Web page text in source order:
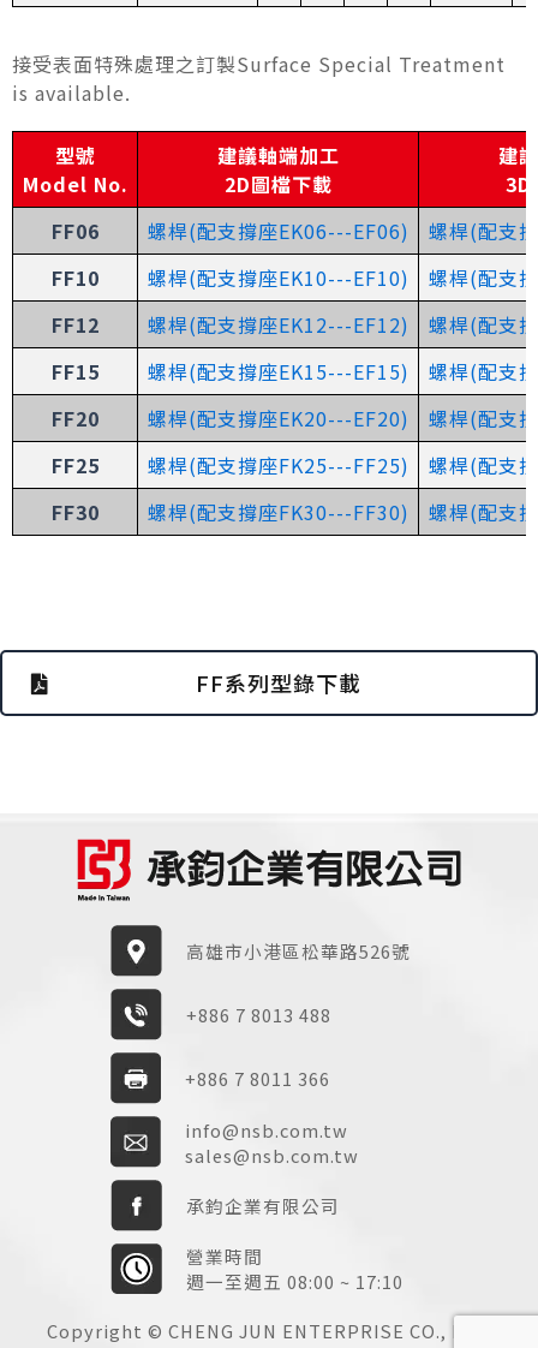
接受表面特殊處理之訂製Surface Special Treatment
is available.
型號
Model No.
建議軸端加工
2D圖檔下載
建
3D
FF06
螺桿(配支撐座EK06---EF06)
螺桿(配支
FF10
螺桿(配支撐座EK10---EF10)
螺桿(配支
FF12
螺桿(配支撐座EK12---EF12)
螺桿(配支
FF15
螺桿(配支撐座EK15---EF15)
螺桿(配支
FF20
螺桿(配支撐座EK20---EF20)
螺桿(配支
FF25
螺桿(配支撐座FK25---FF25)
螺桿(配支
FF30
螺桿(配支撐座FK30---FF30) 螺桿(配支
FF系列型錄下載
高雄市小港區松華路526號
+886 7 8013 488
+886 7 8011 366
info@nsb.com.tw
sales@nsb.com.tw
承鈞企業有限公司
營業時間
週一至週五 08:00 ~ 17:10
Copyright © CHENG JUN ENTERPRISE CO., LTD.